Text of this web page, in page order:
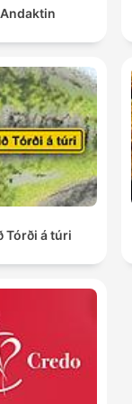
Andaktin
Tórði á túri